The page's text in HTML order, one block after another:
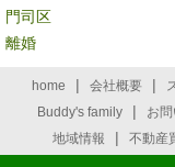
門司区
離婚
home | 会社概要 |
Buddy's family | お
地域情報 | 不動産